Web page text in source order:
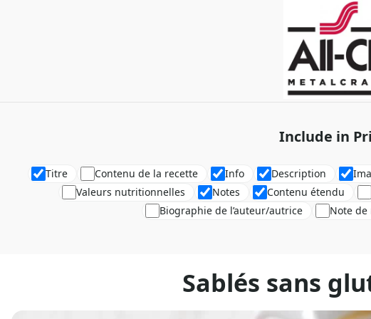
Include in
Titre Contenu de la recette Info Description
Valeurs nutritionnelles
Notes Contenu étendu
Biographie de l’auteur/autrice
Note
Sablés sans